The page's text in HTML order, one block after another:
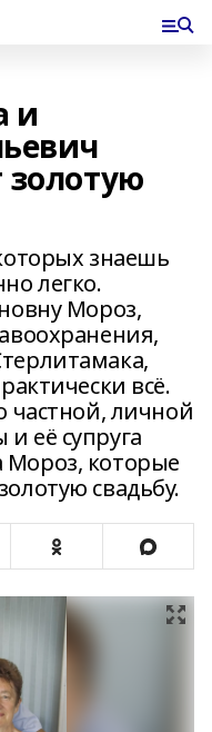
и
знаешь
легко.
Мороз,
всё.
частной, личной
её супруга
которые
свадьбу.